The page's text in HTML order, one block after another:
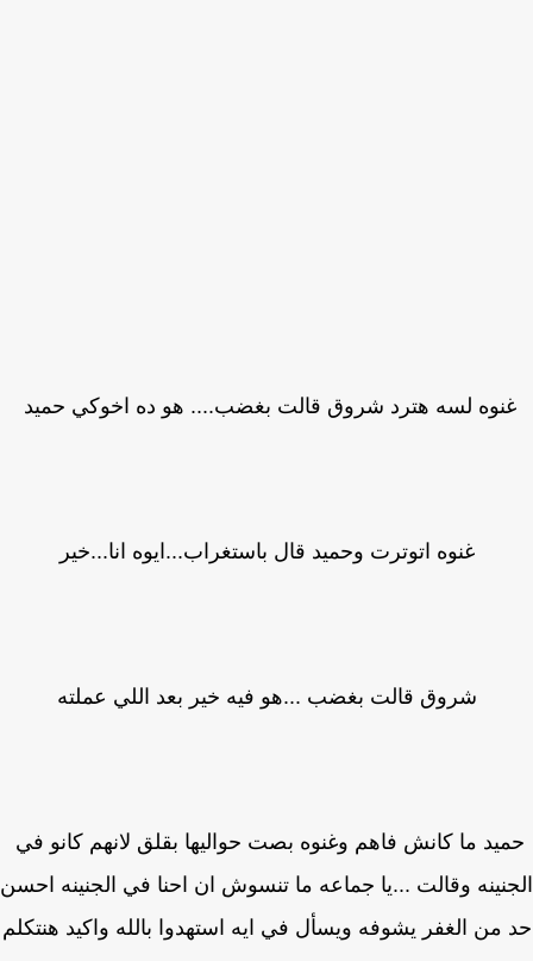
لسه هترد شروق قالت بغضب.... هو ده اخوكي حميد
غنوه اتوترت وحميد قال باستغراب...ايوه انا...خير
شروق قالت بغضب ...هو فيه خير بعد اللي عملته
ما كانش فاهم وغنوه بصت حواليها بقلق لانهم كانو في
وقالت ...يا جماعه ما تنسوش ان احنا في الجنينه احسن
من الغفر يشوفه ويسأل في ايه استهدوا بالله واكيد هنتكلم